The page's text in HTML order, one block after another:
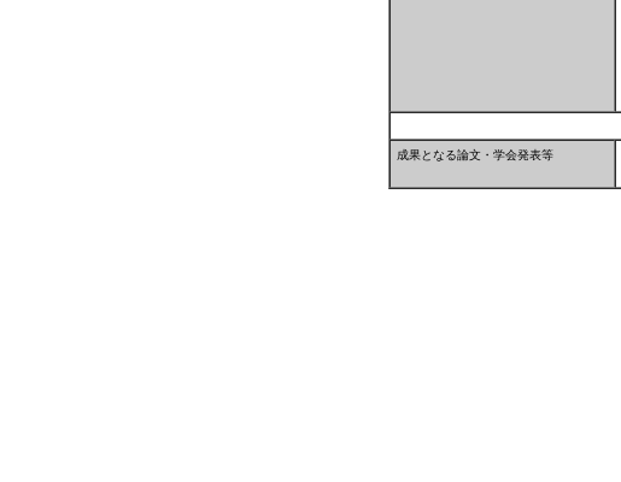
成果となる論文・学会発表等